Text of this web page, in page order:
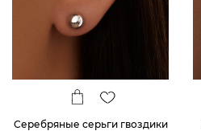
Серебряные серьги гвоздики